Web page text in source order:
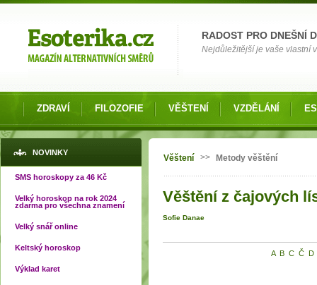
RADOST PRO DNEŠNÍ
Nejdůležitější je vaše vlastní
ZDRAVÍ FILOZOFIE VĚŠTENÍ VZDĚLÁNÍ
NOVINKY
SMS horoskopy za 46 Kč
Velký horoskop na rok 2024
zdarma pro všechna znamení
Velký snář online
Keltský horoskop
Výklad karet
Jste zde
Věštení >> Metody věštění
Věštění z čajových
Sofie Danae
A B C Č D